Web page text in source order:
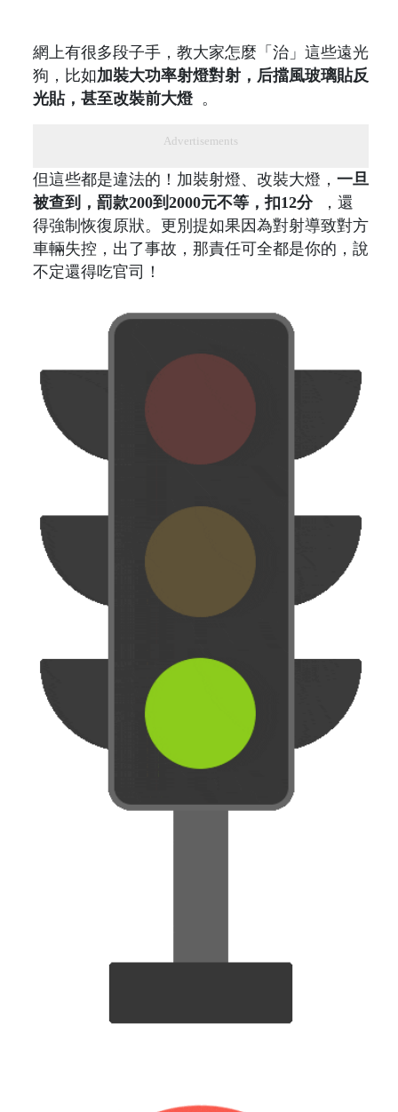
網上有很多段子手，教大家怎麼「治」這些遠光
狗，比如加裝大功率射燈對射，后擋風玻璃貼反
光貼，甚至改裝前大燈。
Advertisements
但這些都是違法的！加裝射燈、改裝大燈， 一旦
被查到，罰款200到2000元不等，扣12分，還
得強制恢復原狀。更別提如果因為對射導致對方
車輛失控，出了事故，那責任可全都是你的，說
不定還得吃官司！